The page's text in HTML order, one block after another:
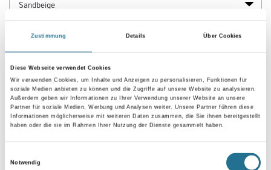
Zustimmung Details Über Cookies
Diese Webseite verwendet Cookies
Wir verwenden Cookies, um Inhalte und Anzeigen zu personalisieren, Funktionen für
soziale Medien anbieten zu können und die Zugriffe auf unsere Website zu analysieren.
Außerdem geben wir Informationen zu Ihrer Verwendung unserer Website an unsere
Partner für soziale Medien, Werbung und Analysen weiter. Unsere Partner führen diese
Informationen möglicherweise mit weiteren Daten zusammen, die Sie ihnen bereitgestellt
haben oder die sie im Rahmen Ihrer Nutzung der Dienste gesammelt haben.
Notwendig
Gebinde
Umrechnungsfaktoren